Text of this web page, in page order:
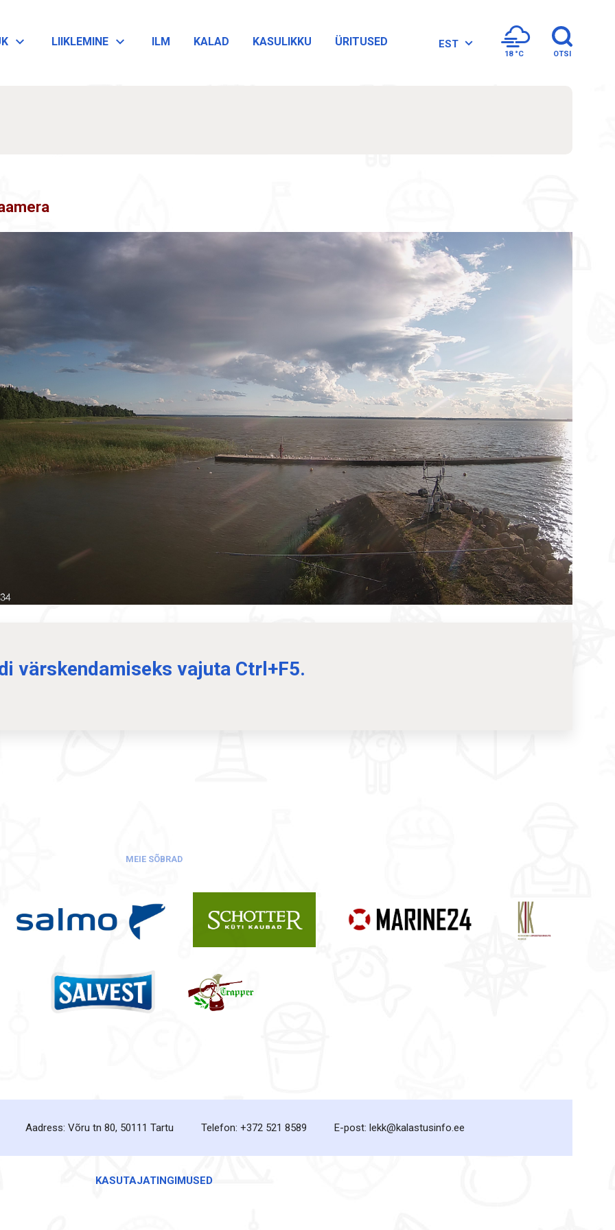
LIIKLEMINE ILM KALAD KASULIKKU ÜRITUSED EST
18 °C OTSI
värskendamiseks vajuta Ctrl+F5.
MEIE SÕBRAD
Aadress: Võru tn 80, 50111 Tartu Telefon: +372 521 8589 E-post: lekk@kalastusinfo.ee
KASUTAJATINGIMUSED